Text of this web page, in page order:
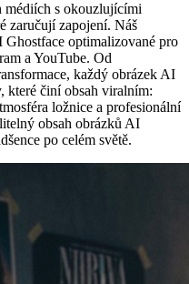
médiích s okouzlujícími
zaručují zapojení. Náš
optimalizované pro
a YouTube. Od
každý obrázek AI
které činí obsah viralním:
ložnice a profesionální
obsah obrázků AI
po celém světě.